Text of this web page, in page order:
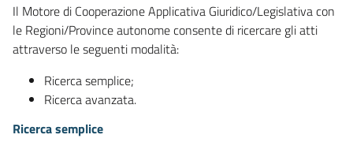
Il Motore di Cooperazione Applicativa Giuridico/Legislativa con
le Regioni/Province autonome consente di ricercare gli atti
attraverso le seguenti modalità:
Ricerca semplice;
Ricerca avanzata.
Ricerca semplice